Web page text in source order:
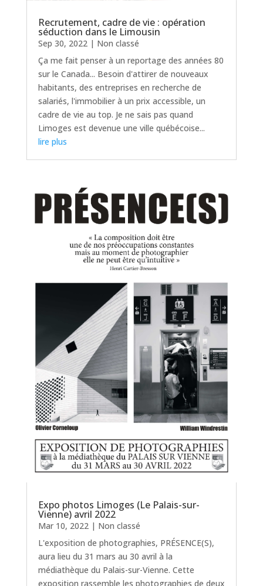
Recrutement, cadre de vie : opération
séduction dans le Limousin
Sep 30, 2022| Non classé
Ça me fait penser à un reportage des années 80
sur le Canada... Besoin d'attirer de nouveaux
habitants, des entreprises en recherche de
salariés, l'immobilier à un prix accessible, un
cadre de vie au top. Je ne sais pas quand
Limoges est devenue une ville québécoise...
lire plus
Expo photos Limoges (Le Palais-sur-
Vienne) avril 2022
Mar 10, 2022| Non classé
L'exposition de photographies, PRÉSENCE(S),
aura lieu du 31 mars au 30 avril à la
médiathèque du Palais-sur-Vienne. Cette
exposition rassemble les photographies de deux